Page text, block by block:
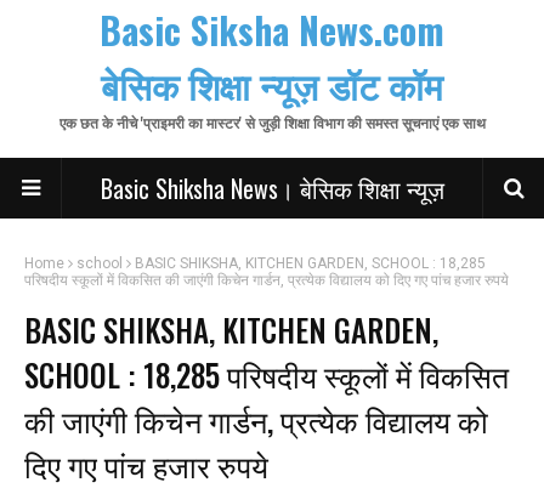
Basic Siksha News.com
बेसिक शिक्षा न्यूज़ डॉट कॉम
एक छत के नीचे 'प्राइमरी का मास्टर' से जुड़ी शिक्षा विभाग की समस्त सूचनाएं एक साथ
Basic Shiksha News। बेसिक शिक्षा न्यूज़
Home school
BASIC SHIKSHA, KITCHEN GARDEN, SCHOOL : 18,285
परिषदीय स्कूलों में विकसित की जाएंगी किचेन गार्डन, प्रत्येक विद्यालय को दिए गए पांच हजार रुपये
BASIC SHIKSHA, KITCHEN GARDEN,
SCHOOL : 18,285 परिषदीय स्कूलों में विकसित
की जाएंगी किचेन गार्डन, प्रत्येक विद्यालय को
दिए गए पांच हजार रुपये